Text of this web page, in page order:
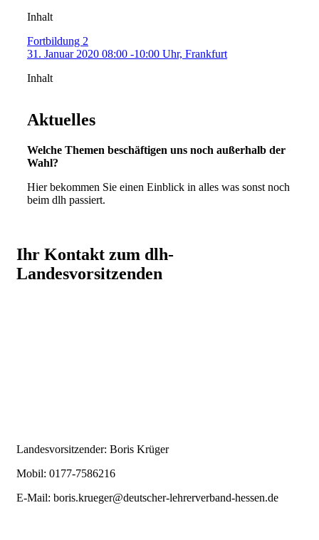
Inhalt
Fortbildung 2
31. Januar 2020 08:00 -10:00 Uhr, Frankfurt
Inhalt
Aktuelles
Welche Themen beschäftigen uns noch außerhalb der
Wahl?
Hier bekommen Sie einen Einblick in alles was sonst noch
beim dlh passiert.
Ihr Kontakt zum dlh-
Landesvorsitzenden
Landesvorsitzender: Boris Krüger
Mobil: 0177-7586216
E-Mail: boris.krueger@deutscher-lehrerverband-hessen.de